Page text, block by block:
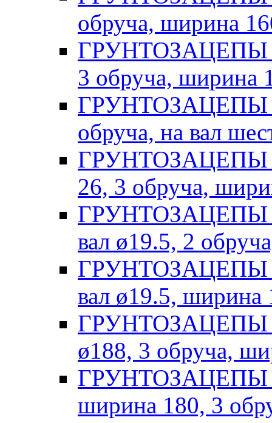
обруча, ширина
ГРУНТОЗАЦЕПЫ
3 обруча, ширина
ГРУНТОЗАЦЕПЫ
обруча, на вал
ГРУНТОЗАЦЕПЫ
26, 3 обруча,
ГРУНТОЗАЦЕПЫ
вал ø19.5, 2
ГРУНТОЗАЦЕПЫ
вал ø19.5, ширина
ГРУНТОЗАЦЕПЫ
ø188, 3 обруча,
ГРУНТОЗАЦЕПЫ
ширина 180, 3